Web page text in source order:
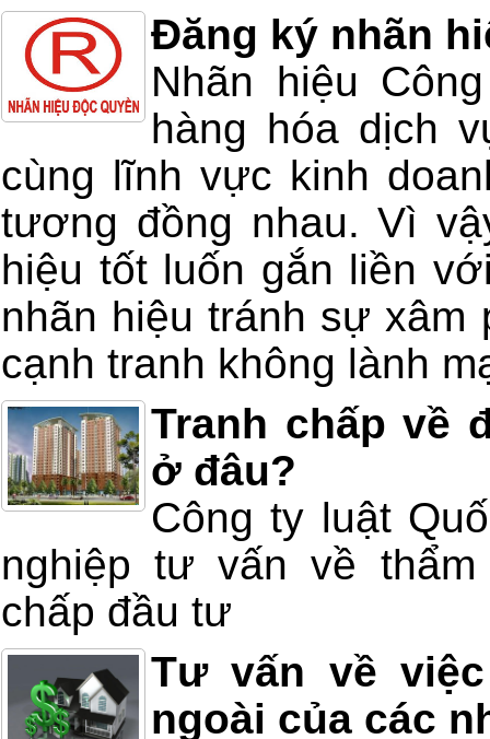
Đăng ký nhãn
Nhãn hiệu
hàng hóa dịch
cùng lĩnh vực kinh
tương đồng nhau. Vì
hiệu tốt luốn gắn liền
nhãn hiệu tránh sự xâm
cạnh tranh không lành
Tranh chấp về
ở đâu?
Công ty luật
nghiệp tư vấn về
chấp đầu tư
Tư vấn về
ngoài của các